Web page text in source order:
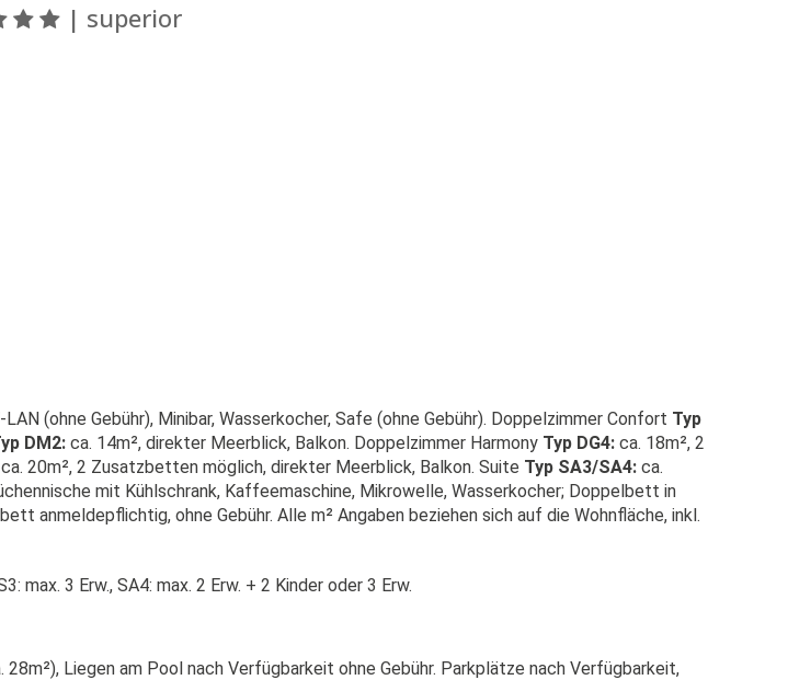
| superior
(ohne Gebühr), Minibar, Wasserkocher, Safe (ohne Gebühr). Doppelzimmer Confort Typ
DM2: ca. 14m², direkter Meerblick, Balkon. Doppelzimmer Harmony Typ DG4: ca. 18m², 2
ca. 20m², 2 Zusatzbetten möglich, direkter Meerblick, Balkon. Suite Typ SA3/SA4: ca.
mit Kühlschrank, Kaffeemaschine, Mikrowelle, Wasserkocher; Doppelbett in
anmeldepflichtig, ohne Gebühr. Alle m² Angaben beziehen sich auf die Wohnfläche, inkl.
max. 3 Erw., SA4: max. 2 Erw. + 2 Kinder oder 3 Erw.
Liegen am Pool nach Verfügbarkeit ohne Gebühr. Parkplätze nach Verfügbarkeit,